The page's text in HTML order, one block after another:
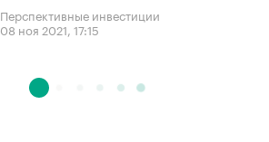
Перспективные инвестиции
08 ноя 2021, 17:15